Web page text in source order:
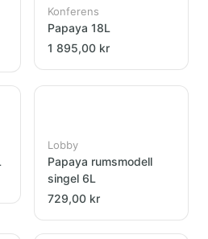
Konferens
Papaya 18L
1 895,00 kr
Lobby
Papaya rumsmodell
singel 6L
729,00 kr